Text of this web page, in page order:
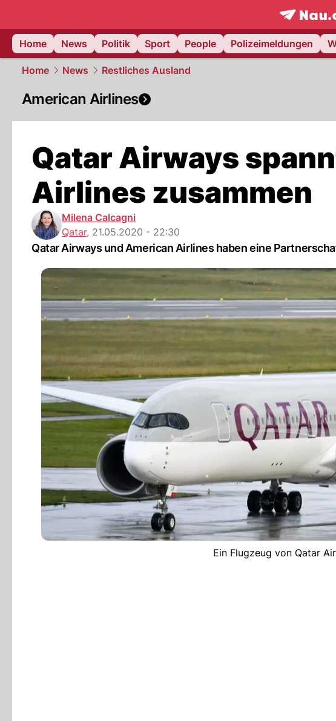
frontpage.
Home
News Politik Sport People Polizeimeldungen
Home News Restliches Ausland
American Airlines
Qatar Airways
Airlines zusammen
Milena Calcagni
Qatar, 21.05.2020 - 22:30
Qatar Airways und American Airlines haben eine
Ein Flugzeug von Qatar